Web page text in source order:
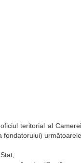
teritorial al Camerei
fondatorului) următoarele